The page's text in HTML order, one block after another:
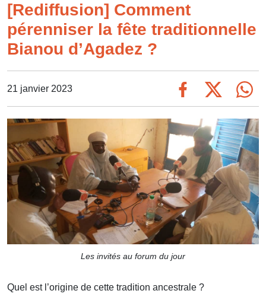
[Rediffusion] Comment
pérenniser la fête traditionnelle
Bianou d’Agadez ?
21 janvier 2023
Les invités au forum du jour
Quel est l’origine de cette tradition ancestrale ?